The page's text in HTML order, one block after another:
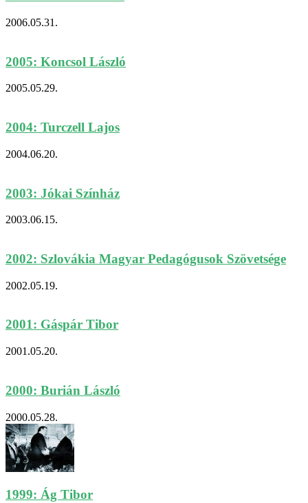
2006.05.31.
2005: Koncsol László
2005.05.29.
2004: Turczell Lajos
2004.06.20.
2003: Jókai Színház
2003.06.15.
2002: Szlovákia Magyar Pedagógusok Szövetsége
2002.05.19.
2001: Gáspár Tibor
2001.05.20.
2000: Burián László
2000.05.28.
1999: Ág Tibor